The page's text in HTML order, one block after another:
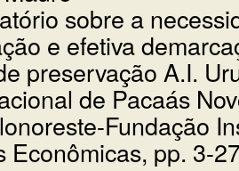
sobre a
e efetiva
preservação A.I.
de Pacaás
Fundação
Econômicas, pp. 3-